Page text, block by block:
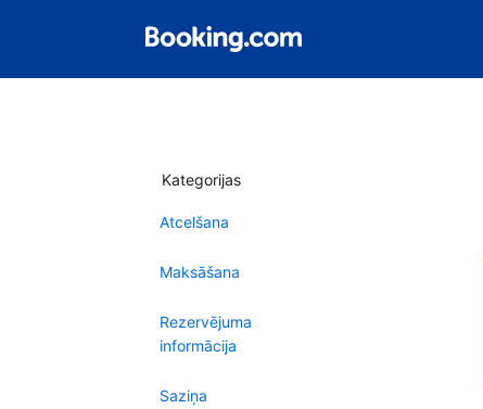
Kategorijas
Atcelšana
Maksāšana
Rezervējuma
informācija
Saziņa